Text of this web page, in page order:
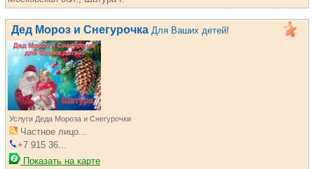
Дед Мороз и Снегурочка Для Ваших детей!
Услуги Деда Мороза и Снегурочки
Частное лицо...
+7 915 36...
Показать на карте